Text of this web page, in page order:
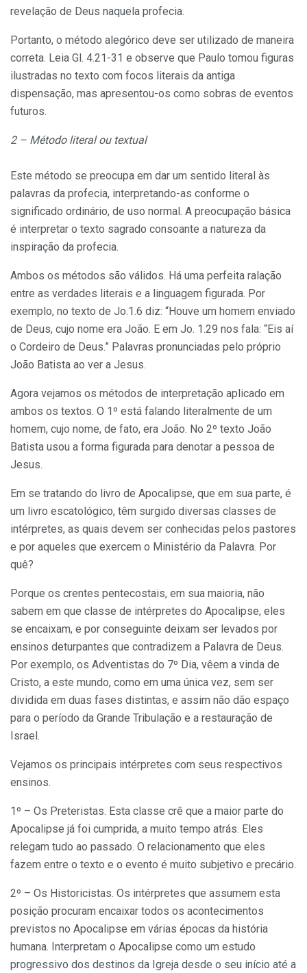
revelação de Deus naquela profecia.
Portanto, o método alegórico deve ser utilizado de maneira
correta. Leia Gl. 4.21-31 e observe que Paulo tomou figuras
ilustradas no texto com focos literais da antiga
dispensação, mas apresentou-os como sobras de eventos
futuros.
2 – Método literal ou textual
Este método se preocupa em dar um sentido literal às
palavras da profecia, interpretando-as conforme o
significado ordinário, de uso normal. A preocupação básica
é interpretar o texto sagrado consoante a natureza da
inspiração da profecia.
Ambos os métodos são válidos. Há uma perfeita ralação
entre as verdades literais e a linguagem figurada. Por
exemplo, no texto de Jo.1.6 diz: “Houve um homem enviado
de Deus, cujo nome era João. E em Jo. 1.29 nos fala: “Eis aí
o Cordeiro de Deus.” Palavras pronunciadas pelo próprio
João Batista ao ver a Jesus.
Agora vejamos os métodos de interpretação aplicado em
ambos os textos. O 1º está falando literalmente de um
homem, cujo nome, de fato, era João. No 2º texto João
Batista usou a forma figurada para denotar a pessoa de
Jesus.
Em se tratando do livro de Apocalipse, que em sua parte, é
um livro escatológico, têm surgido diversas classes de
intérpretes, as quais devem ser conhecidas pelos pastores
e por aqueles que exercem o Ministério da Palavra. Por
quê?
Porque os crentes pentecostais, em sua maioria, não
sabem em que classe de intérpretes do Apocalipse, eles
se encaixam, e por conseguinte deixam ser levados por
ensinos deturpantes que contradizem a Palavra de Deus.
Por exemplo, os Adventistas do 7º Dia, vêem a vinda de
Cristo, a este mundo, como em uma única vez, sem ser
dividida em duas fases distintas, e assim não dão espaço
para o período da Grande Tribulação e a restauração de
Israel.
Vejamos os principais intérpretes com seus respectivos
ensinos.
1º – Os Preteristas. Esta classe crê que a maior parte do
Apocalipse já foi cumprida, a muito tempo atrás. Eles
relegam tudo ao passado. O relacionamento que eles
fazem entre o texto e o evento é muito subjetivo e precário.
2º – Os Historicistas. Os intérpretes que assumem esta
posição procuram encaixar todos os acontecimentos
previstos no Apocalipse em várias épocas da história
humana. Interpretam o Apocalipse como um estudo
progressivo dos destinos da Igreja desde o seu início até a